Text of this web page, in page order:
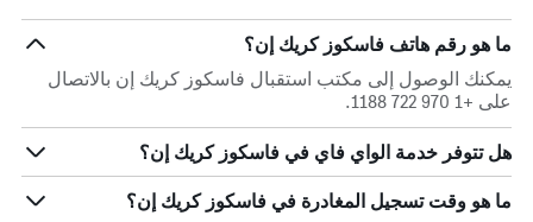
ما هو رقم هاتف فاسكوز كريك إن؟
يمكنك الوصول إلى مكتب استقبال فاسكوز كريك إن بالاتصال
على +1 970 722 1188.
هل تتوفر خدمة الواي فاي في فاسكوز كريك إن؟
ما هو وقت تسجيل المغادرة في فاسكوز كريك إن؟